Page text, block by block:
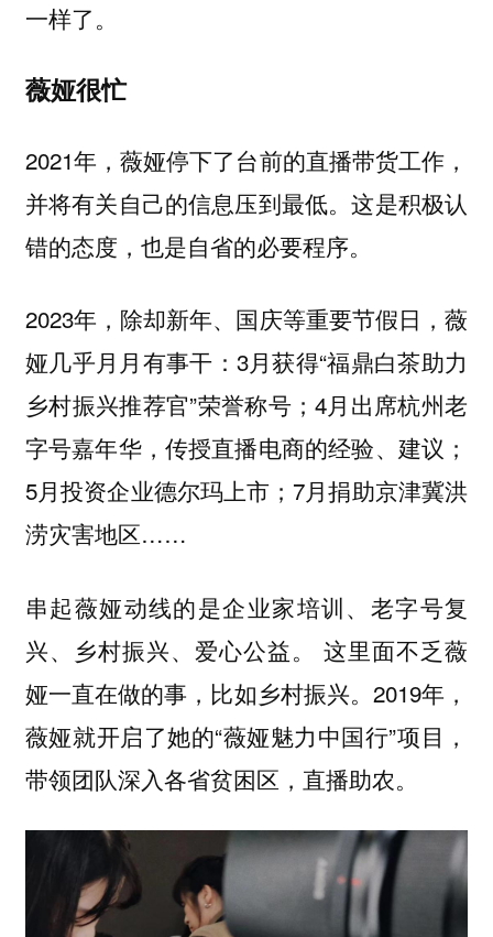
一样了。
薇娅很忙
2021年，薇娅停下了台前的直播带货工作，
并将有关自己的信息压到最低。这是积极认
错的态度，也是自省的必要程序。
2023年，除却新年、国庆等重要节假日，薇
娅几乎月月有事干：3月获得“福鼎白茶助力
乡村振兴推荐官”荣誉称号；4月出席杭州老
字号嘉年华，传授直播电商的经验、建议；
5月投资企业德尔玛上市；7月捐助京津冀洪
涝灾害地区……
串起薇娅动线的是企业家培训、老字号复
兴、乡村振兴、爱心公益。
这里面不乏薇
娅一直在做的事，比如乡村振兴。2019年，
薇娅就开启了她的“薇娅魅力中国行”项目，
带领团队深入各省贫困区，直播助农。